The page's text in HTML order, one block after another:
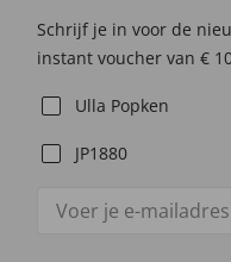
Schrijf je in voor de
instant voucher van €
Ulla Popken
JP1880